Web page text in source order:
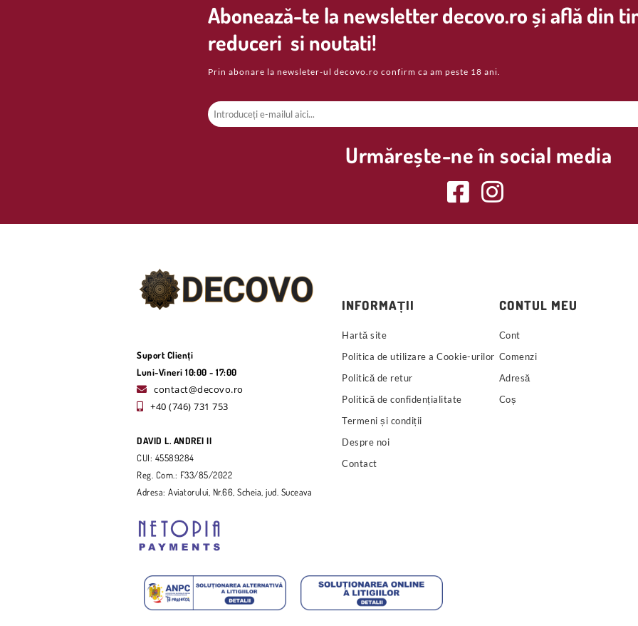
Abonează-te la newsletter decovo.ro și află din
reduceri si noutati!
Prin abonare la newsleter-ul decovo.ro confirm ca am peste 18 ani.
Urmărește-ne în social media
Suport Clienți
Luni-Vineri 10:00 - 17:00
contact@decovo.ro
+40 (746) 731 753
DAVID L. ANDREI II
CUI: 45589284
Reg. Com.: F33/85/2022
Adresa: Aviatorului, Nr.66, Scheia, jud. Suceava
INFORMAȚII
Hartă site
Politica de utilizare a Cookie-urilor
Politică de retur
Politică de confidențialitate
Termeni și condiții
Despre noi
Contact
CONTUL MEU
Cont
Comenzi
Adresă
Coș